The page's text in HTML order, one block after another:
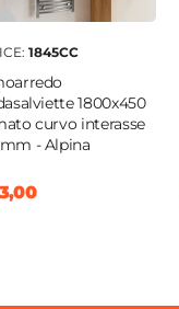
1845CC
1800x450
curvo interasse
- Alpina